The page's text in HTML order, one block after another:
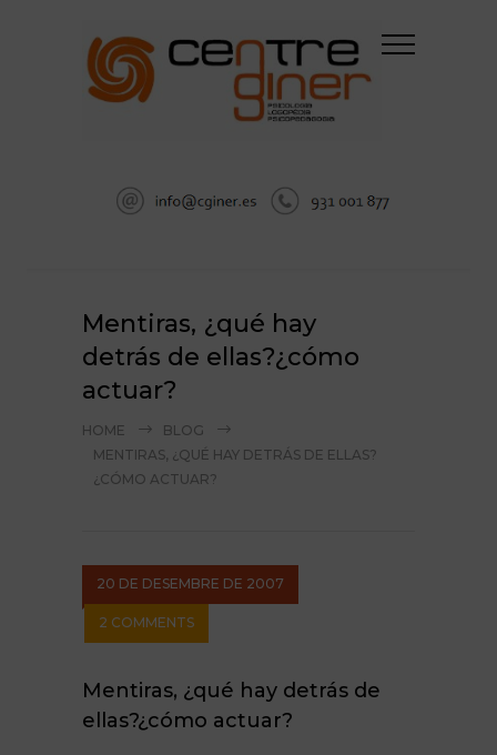
Mentiras, ¿qué hay
detrás de ellas?¿cómo
actuar?
HOME
BLOG
MENTIRAS, ¿QUÉ HAY DETRÁS DE ELLAS?
¿CÓMO ACTUAR?
20 DE DESEMBRE DE 2007
2 COMMENTS
Mentiras, ¿qué hay detrás de
ellas?¿cómo actuar?